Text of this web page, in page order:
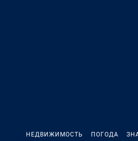
НЕДВИЖИМОСТЬ ПОГОДА